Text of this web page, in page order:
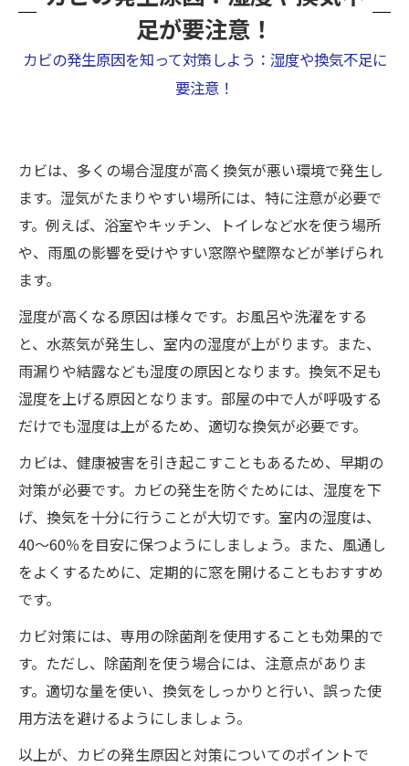
足が要注意！
カビの発生原因を知って対策しよう：湿度や換気不足に
要注意！
カビは、多くの場合湿度が高く換気が悪い環境で発生し
ます。湿気がたまりやすい場所には、特に注意が必要で
す。例えば、浴室やキッチン、トイレなど水を使う場所
や、雨風の影響を受けやすい窓際や壁際などが挙げられ
ます。
湿度が高くなる原因は様々です。お風呂や洗濯をする
と、水蒸気が発生し、室内の湿度が上がります。また、
雨漏りや結露なども湿度の原因となります。換気不足も
湿度を上げる原因となります。部屋の中で人が呼吸する
だけでも湿度は上がるため、適切な換気が必要です。
カビは、健康被害を引き起こすこともあるため、早期の
対策が必要です。カビの発生を防ぐためには、湿度を下
げ、換気を十分に行うことが大切です。室内の湿度は、
40～60％を目安に保つようにしましょう。また、風通し
をよくするために、定期的に窓を開けることもおすすめ
です。
カビ対策には、専用の除菌剤を使用することも効果的で
す。ただし、除菌剤を使う場合には、注意点がありま
す。適切な量を使い、換気をしっかりと行い、誤った使
用方法を避けるようにしましょう。
以上が、カビの発生原因と対策についてのポイントで